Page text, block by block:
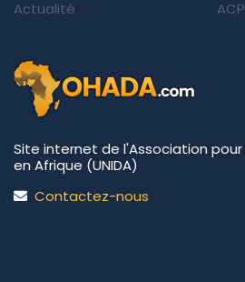
Actualité
Site internet de l'Association
en Afrique (UNIDA)
Contactez-nous